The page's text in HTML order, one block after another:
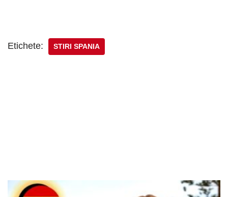
Etichete: STIRI SPANIA